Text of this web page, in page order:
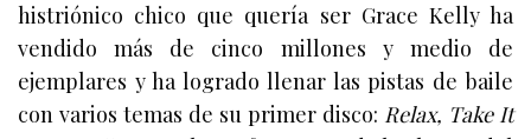
histriónico chico que quería ser Grace Kelly ha
vendido más de cinco millones y medio de
ejemplares y ha logrado llenar las pistas de baile
con varios temas de su primer disco: Relax, Take It